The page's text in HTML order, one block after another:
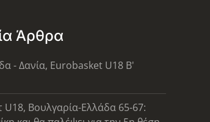
Άρθρα
- Δανία, Eurobasket U18 Β'
Βουλγαρία-Ελλάδα 65-67: